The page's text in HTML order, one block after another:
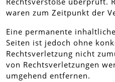
waren zum Zeitpunkt der
Eine permanente
Seiten ist jedoch ohne
Rechtsverletzung nicht
von Rechtsverletzungen
umgehend entfernen.